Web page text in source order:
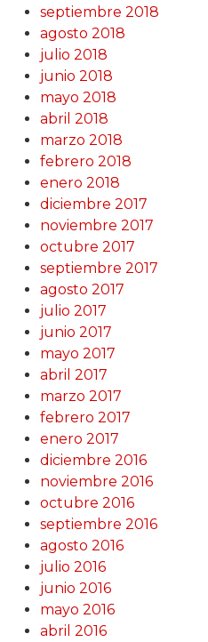
septiembre 2018
agosto 2018
julio 2018
junio 2018
mayo 2018
abril 2018
marzo 2018
febrero 2018
enero 2018
diciembre 2017
noviembre 2017
octubre 2017
septiembre 2017
agosto 2017
julio 2017
junio 2017
mayo 2017
abril 2017
marzo 2017
febrero 2017
enero 2017
diciembre 2016
noviembre 2016
octubre 2016
septiembre 2016
agosto 2016
julio 2016
junio 2016
mayo 2016
abril 2016